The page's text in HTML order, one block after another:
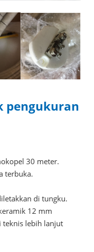
pengukuran
30 meter.
terbuka.
di tungku.
12 mm
teknis lebih lanjut